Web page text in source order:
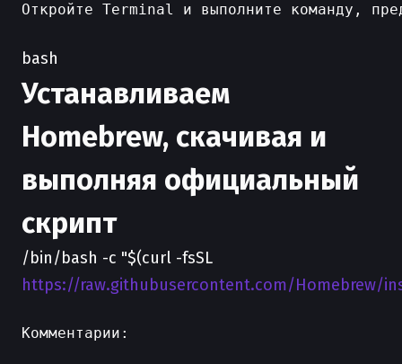
Откройте Terminal и выполните команду,
bash
Устанавливаем
Homebrew, скачивая и
выполняя официальный
скрипт
/bin/bash -c "$(curl -fsSL
https://raw.githubusercontent.com/Homebrew/
Комментарии: